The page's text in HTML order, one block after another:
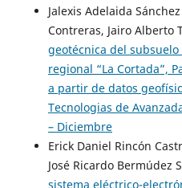
Jalexis Adelaida
Contreras, Jairo Alberto
geotécnica del
regional “La Cortada”,
a partir de datos
Tecnologias de
– Diciembre
Erick Daniel Rincón
José Ricardo Bermúdez
sistema eléctrico-